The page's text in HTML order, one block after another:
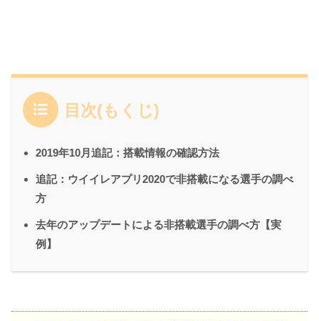
目次(もくじ)
2019年10月追記：搭載情報の確認方法
追記：ウイイレアプリ2020で非搭載になる選手の調べ
方
去年のアップデートによる非搭載選手の調べ方【実
例】